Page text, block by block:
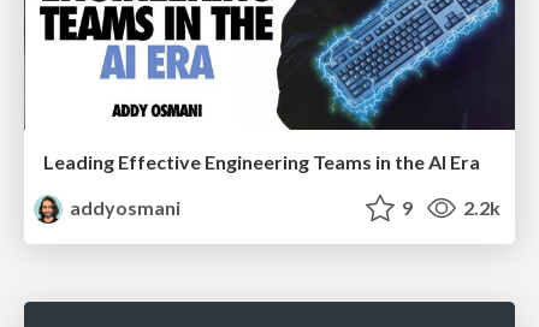
Leading Effective Engineering Teams in the AI Era
addyosmani
9 2.2k